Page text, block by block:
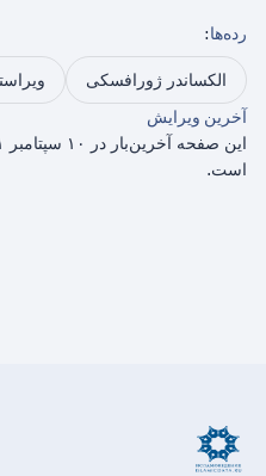
رده‌ها:
الکساندر ژورافسکی
آخرین ویرایش
است.